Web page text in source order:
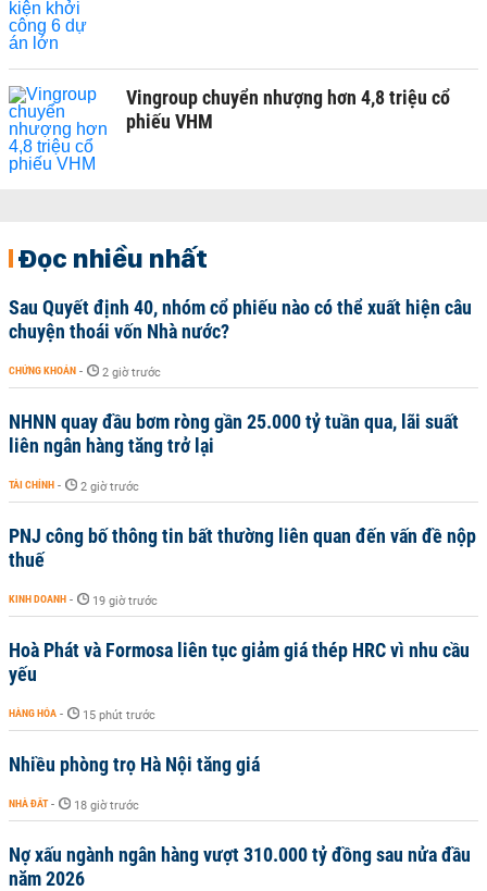
Vingroup chuyển nhượng hơn 4,8 triệu cổ
phiếu VHM
Đọc nhiều nhất
Sau Quyết định 40, nhóm cổ phiếu nào có thể xuất hiện câu
chuyện thoái vốn Nhà nước?
CHỨNG KHOÁN - 2 giờ trước
NHNN quay đầu bơm ròng gần 25.000 tỷ tuần qua, lãi suất
liên ngân hàng tăng trở lại
TÀI CHÍNH - 2 giờ trước
PNJ công bố thông tin bất thường liên quan đến vấn đề nộp
thuế
KINH DOANH - 19 giờ trước
Hoà Phát và Formosa liên tục giảm giá thép HRC vì nhu cầu
yếu
HÀNG HÓA - 15 phút trước
Nhiều phòng trọ Hà Nội tăng giá
NHÀ ĐẤT - 18 giờ trước
Nợ xấu ngành ngân hàng vượt 310.000 tỷ đồng sau nửa đầu
năm 2026